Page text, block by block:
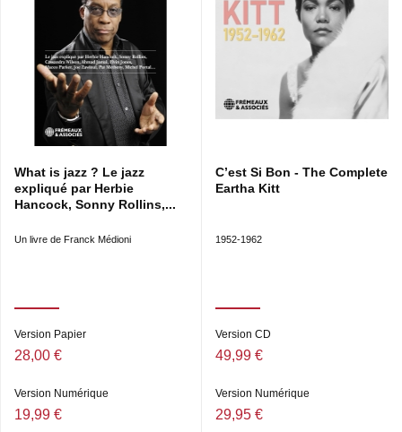
What is jazz ? Le jazz
expliqué par Herbie
Hancock, Sonny Rollins,...
Un livre de Franck Médioni
Version Papier
28,00 €
Version Numérique
19,99 €
C’est Si Bon - The Complete
Eartha Kitt
1952-1962
Version CD
49,99 €
Version Numérique
29,95 €